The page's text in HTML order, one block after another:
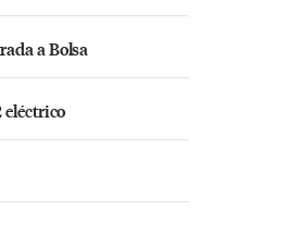
a Bolsa
eléctrico